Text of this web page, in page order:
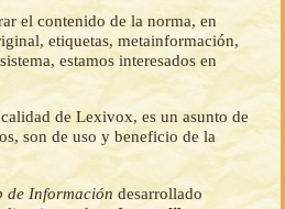
el contenido de la norma, en
etiquetas, metainformación,
estamos interesados en
de Lexivox, es un asunto de
son de uso y beneficio de la
de Información desarrollado